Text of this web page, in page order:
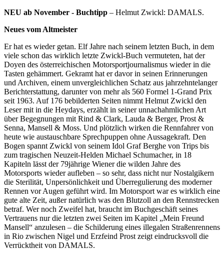
NEU ab November - Buchtipp – Helmut Zwickl: DAMALS.
Neues vom Altmeister
Er hat es wieder getan. Elf Jahre nach seinem letzten Buch, in dem
viele schon das wirklich letzte Zwickl-Buch ver­muteten, hat der
Doyen des österreichischen Motor­sportjournalismus wieder in die
Tasten gehämmert. Gekramt hat er davor in seinen Erinnerungen
und Archiven, einem unvergleichlichen Schatz aus jahr­zehn­te­langer
Berichterstattung, darunter von mehr als 560 Formel 1-Grand Prix
seit 1963. Auf 176 bebilderten Seiten nimmt Helmut Zwickl den
Leser mit in die Heydays, er­zählt in seiner unnach­ahmlichen Art
über Begegnungen mit Rind & Clark, Lauda & Berger, Prost &
Senna, Mansell & Moss. Und plötzlich wirken die Renn­fahrer von
heute wie austauschbare Sprechpuppen ohne Aussagekraft. Den
Bogen spannt Zwickl von seinem Idol Graf Berghe von Trips bis
zum tragischen Neuzeit-Helden Michael Schu­macher, in 18
Kapiteln lässt der 79jährige Wiener die wilden Jahre des
Motorsports wieder auf­leben – so sehr, dass nicht nur Nostal­gikern
die Sterilität, Unpersönlichkeit und Überregu­lie­rung des moderner
Rennen vor Augen geführt wird. Im Motorsport war es wirklich eine
gute alte Zeit, außer natürlich was den Blutzoll an den Renn­strecken
betraf. Wer noch Zweifel hat, braucht im Buchgeschäft seines
Vertrauens nur die letzten zwei Seiten im Ka­pi­tel „Mein Freund
Mansell“ anzulesen – die Schilde­rung eines illegalen Straßen­­ren­nens
in Rio zwi­schen Nigel und Erzfeind Prost zeigt eindrucks­voll die
Verrücktheit von DAMALS.